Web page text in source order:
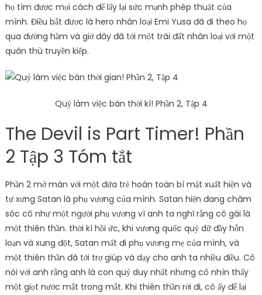
họ tìm được mọi cách để lấy lại sức mạnh phép thuật của
mình. Điều bắt được là hero nhân loại Emi Yusa đã đi theo họ
qua đường hầm và giờ đây đã tới một trái đất nhân loại với một
quân thù truyền kiếp.
Quỷ làm việc bán thời kì! Phần 2, Tập 4
The Devil is Part Timer! Phần
2 Tập 3 Tóm tắt
Phần 2 mở màn với một đứa trẻ hoàn toàn bí mật xuất hiện và
tự xưng Satan là phụ vương của mình. Satan hiện đang chăm
sóc cô như một người phụ vương vì anh ta nghĩ rằng cô gái là
một thiên thần. thời kì hồi ức, khi vương quốc quỷ dữ đầy hỗn
loạn và xung đột, Satan mất đi phụ vương mẹ của mình, và
một thiên thần đã tới trợ giúp và dạy cho anh ta nhiều điều. Cô
nói với anh rằng anh là con quỷ duy nhất nhưng cô nhìn thấy
một giọt nước mắt trong mắt. Khi thiên thần rời đi, cô ấy để lại